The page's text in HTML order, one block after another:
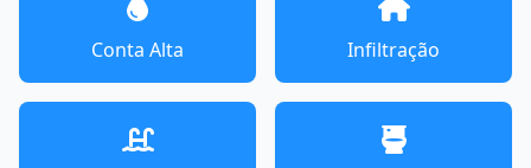
Conta Alta Infiltração